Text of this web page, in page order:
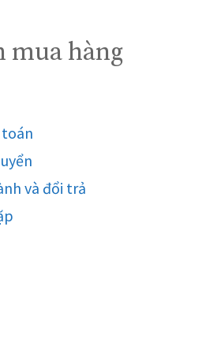
mua hàng
và đổi trả